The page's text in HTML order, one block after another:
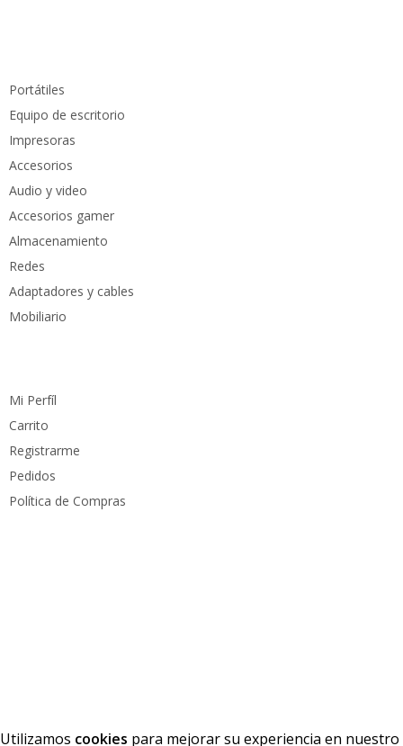
Portátiles
Equipo de escritorio
Impresoras
Accesorios
Audio y video
Accesorios gamer
Almacenamiento
Redes
Adaptadores y cables
Mobiliario
Mi Perfíl
Carrito
Registrarme
Pedidos
Política de Compras
Utilizamos cookies para mejorar su experiencia en nuestro